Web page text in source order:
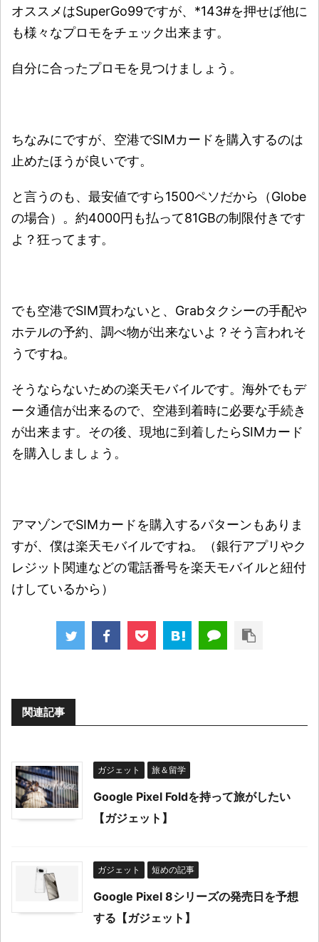
オススメはSuperGo99ですが、*143#を押せば他に
も様々なプロモをチェック出来ます。
自分に合ったプロモを見つけましょう。
ちなみにですが、空港でSIMカードを購入するのは
止めたほうが良いです。
と言うのも、最安値ですら1500ペソだから（Globe
の場合）。約4000円も払って81GBの制限付きです
よ？狂ってます。
でも空港でSIM買わないと、Grabタクシーの手配や
ホテルの予約、調べ物が出来ないよ？そう言われそ
うですね。
そうならないための楽天モバイルです。海外でもデ
ータ通信が出来るので、空港到着時に必要な手続き
が出来ます。その後、現地に到着したらSIMカード
を購入しましょう。
アマゾンでSIMカードを購入するパターンもありま
すが、僕は楽天モバイルですね。（銀行アプリやク
レジット関連などの電話番号を楽天モバイルと紐付
けしているから）
関連記事
ガジェット 旅＆留学
Google Pixel Foldを持って旅がしたい
【ガジェット】
ガジェット 短めの記事
Google Pixel 8シリーズの発売日を予想
する【ガジェット】